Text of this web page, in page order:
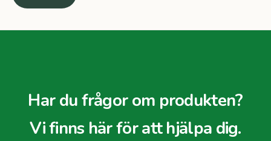
Har du frågor om produkten?
Vi finns här för att hjälpa dig.